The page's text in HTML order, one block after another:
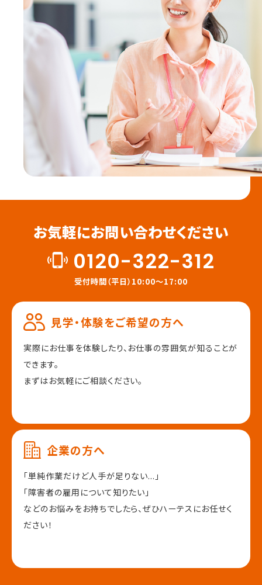
お気軽にお問い合わせください
0120-322-312
受付時間（平日）10:00～17:00
見学・体験をご希望の方へ
実際にお仕事を体験したり、 お仕事の雰囲気が知ることが
できます。
まずはお気軽にご相談ください。
企業の方へ
「単純作業だけど人手が足りない...」
「障害者の雇用について知りたい」
などのお悩みをお持ちでしたら、ぜひハーテスにお任せく
ださい！